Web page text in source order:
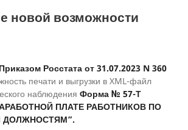
новой возможности
Приказом Росстата от 31.07.2023 N 360
печати и выгрузки в XML-файл
наблюдения Форма № 57-Т
ПЛАТЕ РАБОТНИКОВ ПО
ДОЛЖНОСТЯМ”.